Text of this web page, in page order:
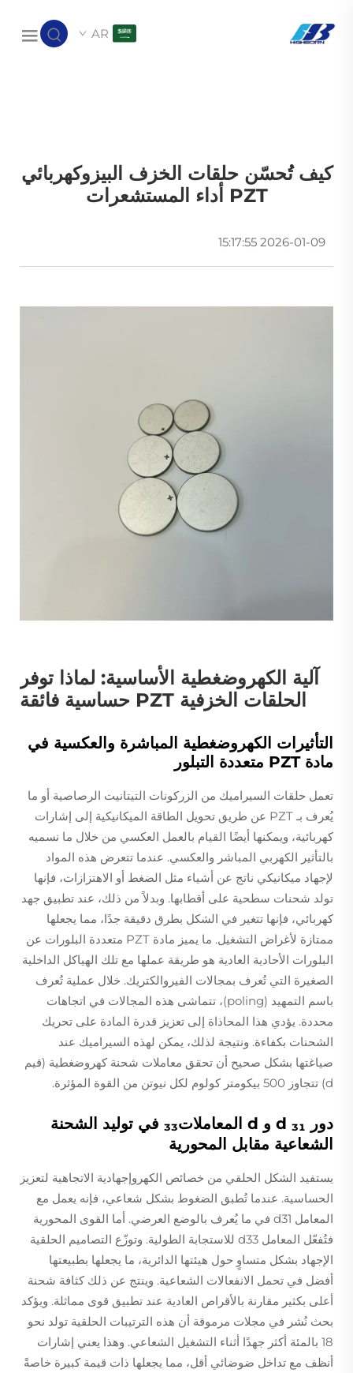
AR
كيف تُحسّن حلقات الخزف البيزوكهربائي
PZT أداء المستشعرات
2026-01-09 15:17:55
آلية الكهروضغطية الأساسية: لماذا توفر
الحلقات الخزفية PZT حساسية فائقة
التأثيرات الكهروضغطية المباشرة والعكسية في
مادة PZT متعددة التبلور
تعمل حلقات السيراميك من الزركونات التيتانيت الرصاصية أو ما
يُعرف بـ PZT عن طريق تحويل الطاقة الميكانيكية إلى إشارات
كهربائية، ويمكنها أيضًا القيام بالعمل العكسي من خلال ما نسميه
بالتأثير الكهربي المباشر والعكسي. عندما تتعرض هذه المواد
لإجهاد ميكانيكي ناتج عن أشياء مثل الضغط أو الاهتزازات، فإنها
تولد شحنات سطحية على أقطابها. وبدلاً من ذلك، عند تطبيق جهد
كهربائي، فإنها تتغير في الشكل بطرق دقيقة جدًا، مما يجعلها
ممتازة لأغراض التشغيل. ما يميز مادة PZT متعددة البلورات عن
البلورات الأحادية العادية هو طريقة عملها مع تلك الهياكل الداخلية
الصغيرة التي تُعرف بمجالات الفيروالكتريك. خلال عملية تُعرف
باسم التمهيد (poling)، تتماشى هذه المجالات في اتجاهات
محددة. يؤدي هذا المحاذاة إلى تعزيز قدرة المادة على تحريك
الشحنات بكفاءة. ونتيجة لذلك، يمكن لهذه السيراميك عند
صياغتها بشكل صحيح أن تحقق معاملات شحنة كهروضغطية (قيم
d) تتجاوز 500 بيكومتر كولوم لكل نيوتن من القوة المؤثرة.
دور d ₃₁ و d
المعاملات₃₃ في توليد الشحنة
الشعاعية مقابل المحورية
يستفيد الشكل الحلقي من خصائص الكهروإجهادية الاتجاهية لتعزيز
الحساسية. عندما تُطبق الضغوط بشكل شعاعي، فإنه يعمل مع
المعامل d31 في ما يُعرف بالوضع العرضي. أما القوى المحورية
فتُفعّل المعامل d33 للاستجابة الطولية. وتوزّع التصاميم الحلقية
الإجهاد بشكل متساوٍ حول هيئتها الدائرية، ما يجعلها بطبيعتها
أفضل في تحمل الانفعالات الشعاعية. وينتج عن ذلك كثافة شحنة
أعلى بكثير مقارنة بالأقراص العادية عند تطبيق قوى مماثلة. ويؤكد
بحث نُشر في مجلات مرموقة أن هذه الترتيبات الحلقية تولد نحو
18 بالمئة أكثر جهدًا أثناء التشغيل الشعاعي. وهذا يعني إشارات
أنظف مع تداخل ضوضائي أقل، مما يجعلها ذات قيمة كبيرة خاصةً